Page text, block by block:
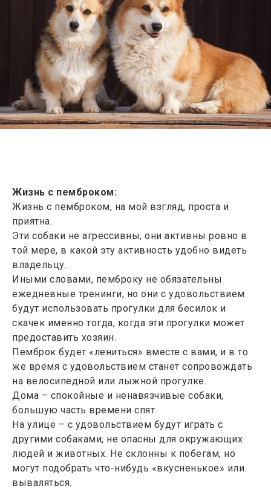
Жизнь с пемброком:
Жизнь с пемброком, на мой взгляд, проста и
приятна.
Эти собаки не агрессивны, они активны ровно в
той мере, в какой эту активность удобно видеть
владельцу.
Иными словами, пемброку не обязательны
ежедневные тренинги, но они с удовольствием
будут использовать прогулки для бесилок и
скачек именно тогда, когда эти прогулки может
предоставить хозяин.
Пемброк будет «лениться» вместе с вами, и в то
же время с удовольствием станет сопровождать
на велосипедной или лыжной прогулке.
Дома – спокойные и ненавязчивые собаки,
большую часть времени спят.
На улице – с удовольствием будут играть с
другими собаками, не опасны для окружающих
людей и животных. Не склонны к побегам, но
могут подобрать что-нибудь «вкусненькое» или
вываляться.